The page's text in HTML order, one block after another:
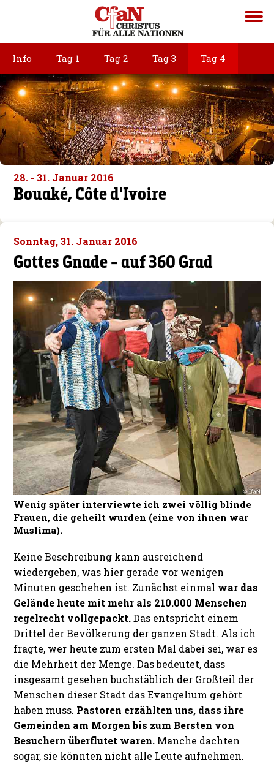
Info Tag 1 Tag 2 Tag 3 Tag 4
28. - 31. Januar 2016
Bouaké, Côte d'Ivoire
Sonntag, 31. Januar 2016
Gottes Gnade - auf 360 Grad
Wenig später interviewte ich zwei völlig blinde
Frauen, die geheilt wurden (eine von ihnen war
Muslima).
Keine Beschreibung kann ausreichend
wiedergeben, was hier gerade vor wenigen
Minuten geschehen ist. Zunächst einmal war das
Gelände heute mit mehr als 210.000 Menschen
regelrecht vollgepackt.Das entspricht einem
Drittel der Bevölkerung der ganzen Stadt. Als ich
fragte, wer heute zum ersten Mal dabei sei, war es
die Mehrheit der Menge. Das bedeutet, dass
insgesamt gesehen buchstäblich der Großteil der
Menschen dieser Stadt das Evangelium gehört
haben muss. Pastoren erzählten uns, dass ihre
Gemeinden am Morgen bis zum Bersten von
Besuchern überflutet waren. Manche dachten
sogar, sie könnten nicht alle Leute aufnehmen.